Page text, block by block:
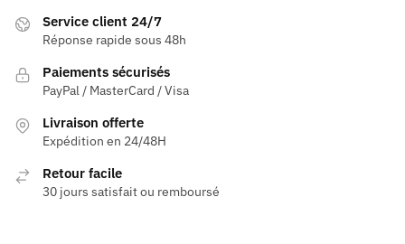
Service client 24/7
Réponse rapide sous 48h
Paiements sécurisés
PayPal / MasterCard / Visa
Livraison offerte
Expédition en 24/48H
Retour facile
30 jours satisfait ou remboursé